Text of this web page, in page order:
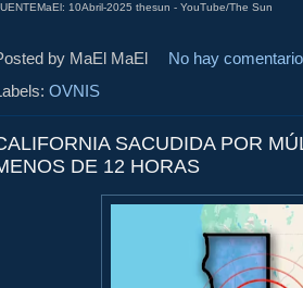
10Abril-2025 thesun - YouTube/The Sun
by MaEl MaEl
No hay
OVNIS
SACUDIDA POR
DE 12 HORAS